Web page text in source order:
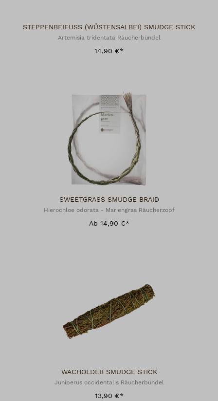
STEPPENBEIFUSS (WÜSTENSALBEI) SMUDGE STICK
Artemisia tridentata Räucherbündel
14,90 €*
SWEETGRASS SMUDGE BRAID
Hierochloe odorata - Mariengras Räucherzopf
Ab 14,90 €*
WACHOLDER SMUDGE STICK
Juniperus occidentalis Räucherbündel
13,90 €*